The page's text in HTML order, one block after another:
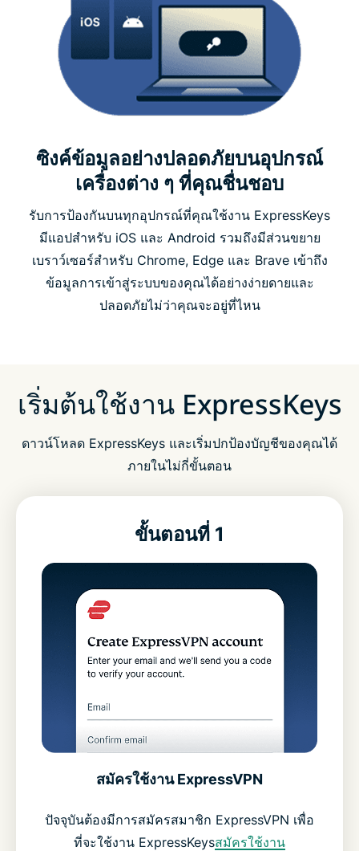
ซิงค์ข้อมูลอย่างปลอดภัยบนอุปกรณ์
เครื่องต่าง ๆ ที่คุณชื่นชอบ
รับการป้องกันบนทุกอุปกรณ์ที่คุณใช้งาน ExpressKeys
มีแอปสำหรับ iOS และ Android รวมถึงมีส่วนขยาย
เบราว์เซอร์สำหรับ Chrome, Edge และ Brave เข้าถึง
ข้อมูลการเข้าสู่ระบบของคุณได้อย่างง่ายดายและ
ปลอดภัยไม่ว่าคุณจะอยู่ที่ไหน
เริ่มต้นใช้งาน ExpressKeys
ดาวน์โหลด ExpressKeys และเริ่มปกป้องบัญชีของคุณได้
ภายในไม่กี่ขั้นตอน
ขั้นตอนที่ 1
สมัครใช้งาน ExpressVPN
ปัจจุบันต้องมีการสมัครสมาชิก ExpressVPN เพื่อ
ที่จะใช้งาน ExpressKeysสมัครใช้งาน